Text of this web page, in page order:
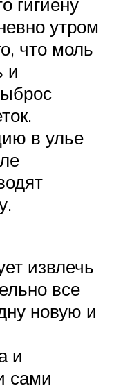
утром
что моль
и
в улье
извлечь
все
новую и
и
сами